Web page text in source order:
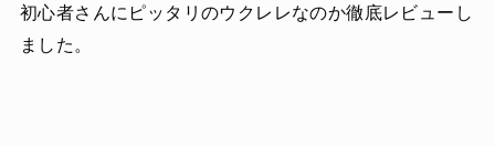
初心者さんにピッタリのウクレレなのか徹底レビューし
ました。